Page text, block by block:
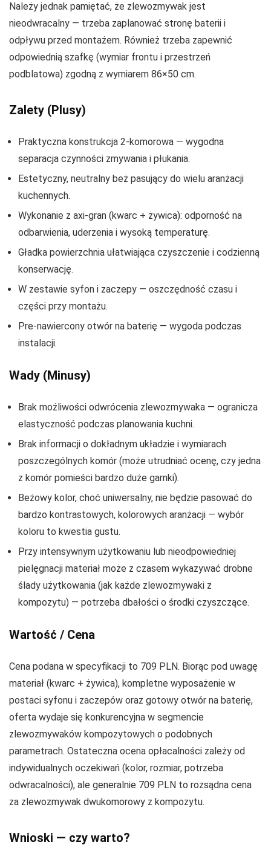
Należy jednak pamiętać, że zlewozmywak jest
nieodwracalny — trzeba zaplanować stronę baterii i
odpływu przed montażem. Również trzeba zapewnić
odpowiednią szafkę (wymiar frontu i przestrzeń
podblatowa) zgodną z wymiarem 86×50 cm.
Zalety (Plusy)
Praktyczna konstrukcja 2-komorowa — wygodna
separacja czynności zmywania i płukania.
Estetyczny, neutralny beż pasujący do wielu aranżacji
kuchennych.
Wykonanie z axi-gran (kwarc + żywica): odporność na
odbarwienia, uderzenia i wysoką temperaturę.
Gładka powierzchnia ułatwiająca czyszczenie i codzienną
konserwację.
W zestawie syfon i zaczepy — oszczędność czasu i
części przy montażu.
Pre-nawiercony otwór na baterię — wygoda podczas
instalacji.
Wady (Minusy)
Brak możliwości odwrócenia zlewozmywaka — ogranicza
elastyczność podczas planowania kuchni.
Brak informacji o dokładnym układzie i wymiarach
poszczególnych komór (może utrudniać ocenę, czy jedna
z komór pomieści bardzo duże garnki).
Beżowy kolor, choć uniwersalny, nie będzie pasować do
bardzo kontrastowych, kolorowych aranżacji — wybór
koloru to kwestia gustu.
Przy intensywnym użytkowaniu lub nieodpowiedniej
pielęgnacji materiał może z czasem wykazywać drobne
ślady użytkowania (jak każde zlewozmywaki z
kompozytu) — potrzeba dbałości o środki czyszczące.
Wartość / Cena
Cena podana w specyfikacji to 709 PLN. Biorąc pod uwagę
materiał (kwarc + żywica), kompletne wyposażenie w
postaci syfonu i zaczepów oraz gotowy otwór na baterię,
oferta wydaje się konkurencyjna w segmencie
zlewozmywaków kompozytowych o podobnych
parametrach. Ostateczna ocena opłacalności zależy od
indywidualnych oczekiwań (kolor, rozmiar, potrzeba
odwracalności), ale generalnie 709 PLN to rozsądna cena
za zlewozmywak dwukomorowy z kompozytu.
Wnioski — czy warto?